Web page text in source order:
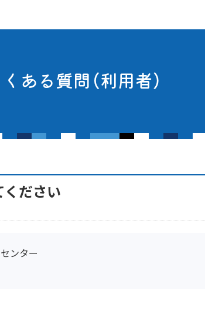
ある質問（利用者）
ださい
ンター